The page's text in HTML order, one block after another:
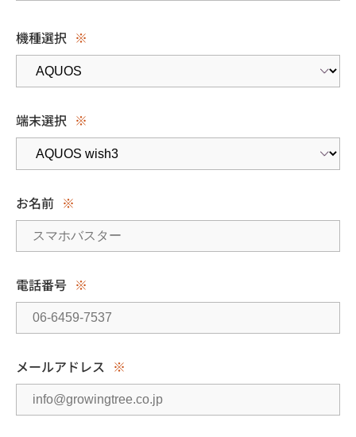
機種選択 ※
端末選択 ※
お名前 ※
電話番号 ※
メールアドレス ※